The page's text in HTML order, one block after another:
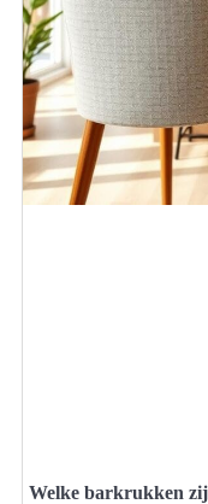
Welke barkrukken